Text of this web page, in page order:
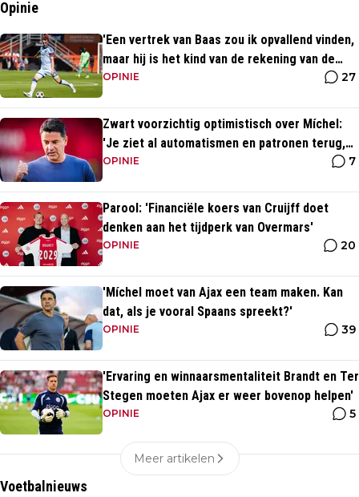
Opinie
'Een vertrek van Baas zou ik opvallend vinden,
maar hij is het kind van de rekening van de
komst van Blind'
OPINIE 27
Zwart voorzichtig optimistisch over Míchel:
'Je ziet al automatismen en patronen terug,
maar...'
OPINIE 7
Parool: 'Financiële koers van Cruijff doet
denken aan het tijdperk van Overmars'
OPINIE 20
'Míchel moet van Ajax een team maken. Kan
dat, als je vooral Spaans spreekt?'
OPINIE 39
'Ervaring en winnaarsmentaliteit Brandt en Ter
Stegen moeten Ajax er weer bovenop helpen'
OPINIE 5
Meer artikelen
Voetbalnieuws